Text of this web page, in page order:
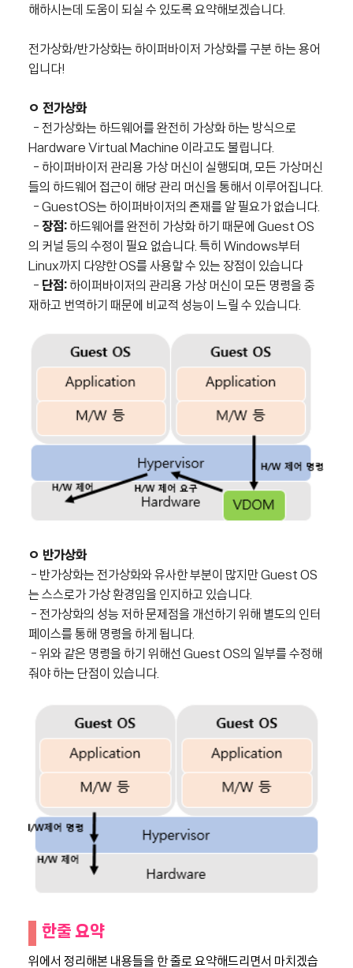
해하시는데 도움이 되실 수 있도록 요약해보겠습니다.
전가상화/반가상화는 하이퍼바이저 가상화를 구분 하는 용어
입니다!
ㅇ 전가상화
- 전가상화는 하드웨어를 완전히 가상화 하는 방식으로
Hardware Virtual Machine 이라고도 불립니다.
- 하이퍼바이저 관리용 가상 머신이 실행되며, 모든 가상머신
들의 하드웨어 접근이 해당 관리 머신을 통해서 이루어집니다.
- GuestOS는 하이퍼바이저의 존재를 알 필요가 없습니다.
- 장점: 하드웨어를 완전히 가상화 하기 때문에 Guest OS
의 커널 등의 수정이 필요 없습니다. 특히 Windows부터
Linux까지 다양한 OS를 사용할 수 있는 장점이 있습니다
- 단점: 하이퍼바이저의 관리용 가상 머신이 모든 명령을 중
재하고 번역하기 때문에 비교적 성능이 느릴 수 있습니다.
ㅇ 반가상화
- 반가상화는 전가상화와 유사한 부분이 많지만 Guest OS
는 스스로가 가상 환경임을 인지하고 있습니다.
- 전가상화의 성능 저하 문제점을 개선하기 위해 별도의 인터
페이스를 통해 명령을 하게 됩니다.
- 위와 같은 명령을 하기 위해선 Guest OS의 일부를 수정해
줘야 하는 단점이 있습니다.
한줄 요약
위에서 정리해본 내용들을 한 줄로 요약해드리면서 마치겠습